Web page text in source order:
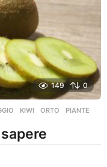
149 0
,KIWI ,ORTO ,PIANTE